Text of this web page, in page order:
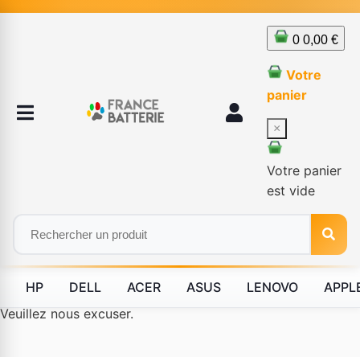
0 0,00 €
Votre
panier
×
Votre panier
est vide
HP DELL ACER ASUS LENOVO
Le produit #BLD--84091 n'est plus disponible à la vente.
Veuillez nous excuser.